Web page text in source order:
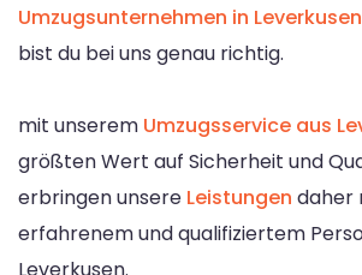
Umzugsunternehmen in Leverkusen
bist du bei uns genau richtig.
mit unserem Umzugsservice aus
größten Wert auf Sicherheit und
erbringen unsere Leistungen daher
erfahrenem und qualifiziertem
Leverkusen.